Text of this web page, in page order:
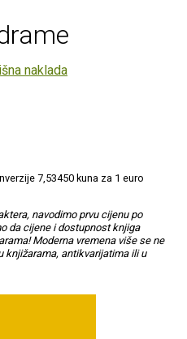
naklada
7,53450 kuna za 1 euro
navodimo prvu cijenu po
da cijene i dostupnost knjiga
Moderna vremena više se ne
knjižarama, antikvarijatima ili u